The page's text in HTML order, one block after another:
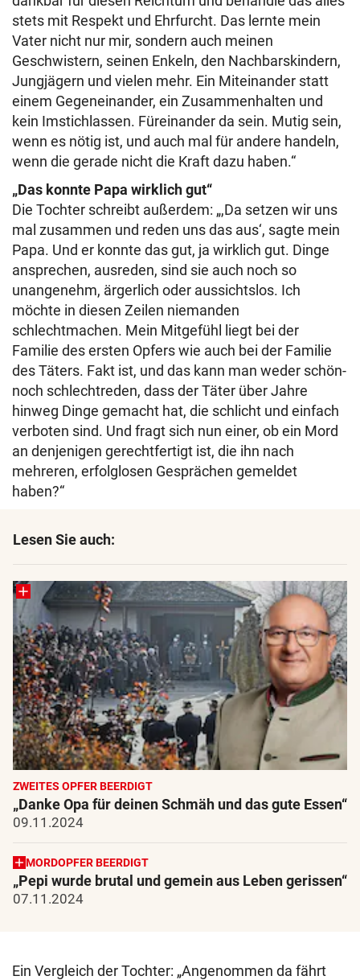
stets mit Respekt und Ehrfurcht. Das lernte mein
Vater nicht nur mir, sondern auch meinen
Geschwistern, seinen Enkeln, den Nachbarskindern,
Jungjägern und vielen mehr. Ein Miteinander statt
einem Gegeneinander, ein Zusammenhalten und
kein Imstichlassen. Füreinander da sein. Mutig sein,
wenn es nötig ist, und auch mal für andere handeln,
wenn die gerade nicht die Kraft dazu haben.“
„Das konnte Papa wirklich gut“
Die Tochter schreibt außerdem: „,Da setzen wir uns
mal zusammen und reden uns das aus‘, sagte mein
Papa. Und er konnte das gut, ja wirklich gut. Dinge
ansprechen, ausreden, sind sie auch noch so
unangenehm, ärgerlich oder aussichtslos. Ich
möchte in diesen Zeilen niemanden
schlechtmachen. Mein Mitgefühl liegt bei der
Familie des ersten Opfers wie auch bei der Familie
des Täters. Fakt ist, und das kann man weder schön-
noch schlechtreden, dass der Täter über Jahre
hinweg Dinge gemacht hat, die schlicht und einfach
verboten sind. Und fragt sich nun einer, ob ein Mord
an denjenigen gerechtfertigt ist, die ihn nach
mehreren, erfolglosen Gesprächen gemeldet
haben?“
Lesen Sie auch:
ZWEITES OPFER BEERDIGT
„Danke Opa für deinen Schmäh und das gute Essen“
09.11.2024
MORDOPFER BEERDIGT
„Pepi wurde brutal und gemein aus Leben gerissen“
07.11.2024
Ein Vergleich der Tochter: „Angenommen da fährt